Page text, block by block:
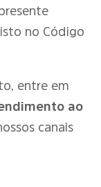
no Código
entre em
ao
canais